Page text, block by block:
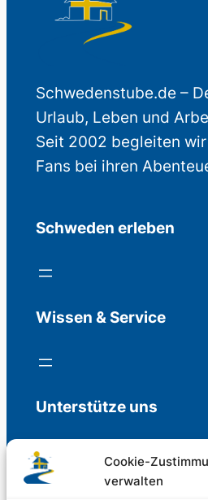
Cookie-
verwalten
Schwedenstube.de –
Urlaub, Leben und
Seit 2002 begleiten
Fans bei ihren
Schweden erleben
Wissen & Service
Unterstütze uns
Freiwillige Spenden für die